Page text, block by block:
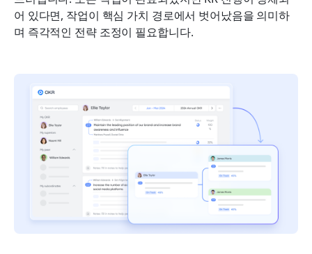
어 있다면, 작업이 핵심 가치 경로에서 벗어났음을 의미하
며 즉각적인 전략 조정이 필요합니다.